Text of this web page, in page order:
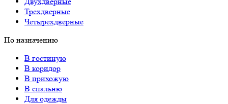
Трехдверные
Четырехдверные
По назначению
В гостиную
В коридор
В прихожую
В спальню
Для одежды